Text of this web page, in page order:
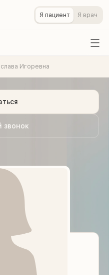
Я пациент Я врач
Игоревна
звонок